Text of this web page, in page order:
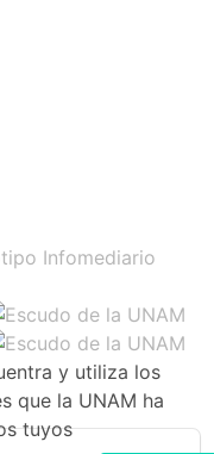
y utiliza los
que la UNAM ha
tuyos